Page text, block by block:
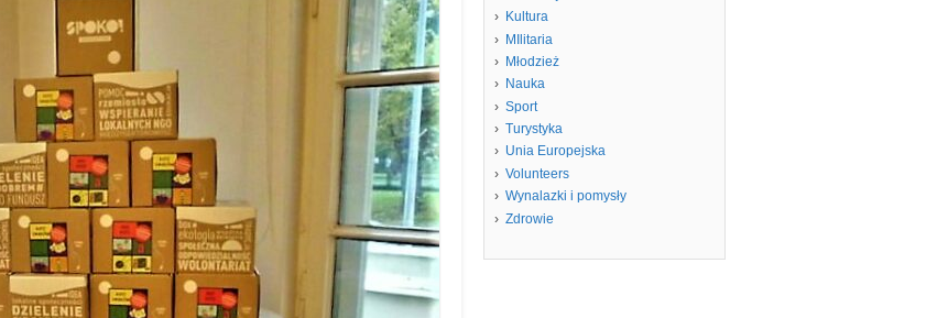
Kultura
MIlitaria
Młodzież
Nauka
Sport
Turystyka
Unia Europejska
Volunteers
Wynalazki i pomysły
Zdrowie